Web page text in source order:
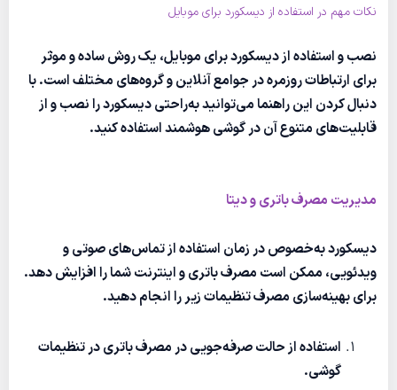
نکات مهم در استفاده از دیسکورد برای موبایل
نصب و استفاده از دیسکورد برای موبایل، یک روش ساده و موثر
برای ارتباطات روزمره در جوامع آنلاین و گروه‌های مختلف است. با
دنبال کردن این راهنما می‌توانید به‌راحتی دیسکورد را نصب و از
قابلیت‌های متنوع آن در گوشی هوشمند استفاده کنید.
مدیریت مصرف باتری و دیتا
دیسکورد به‌خصوص در زمان استفاده از تماس‌های صوتی و
ویدئویی، ممکن است مصرف باتری و اینترنت شما را افزایش دهد.
برای بهینه‌سازی مصرف تنظیمات زیر را انجام دهید.
استفاده از حالت صرفه‌جویی در مصرف باتری در تنظیمات
گوشی.